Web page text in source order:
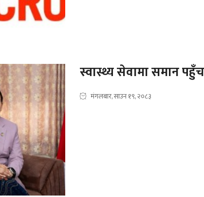
स्वास्थ्य सेवामा समान
मंगलबार, साउन १९, २०८३